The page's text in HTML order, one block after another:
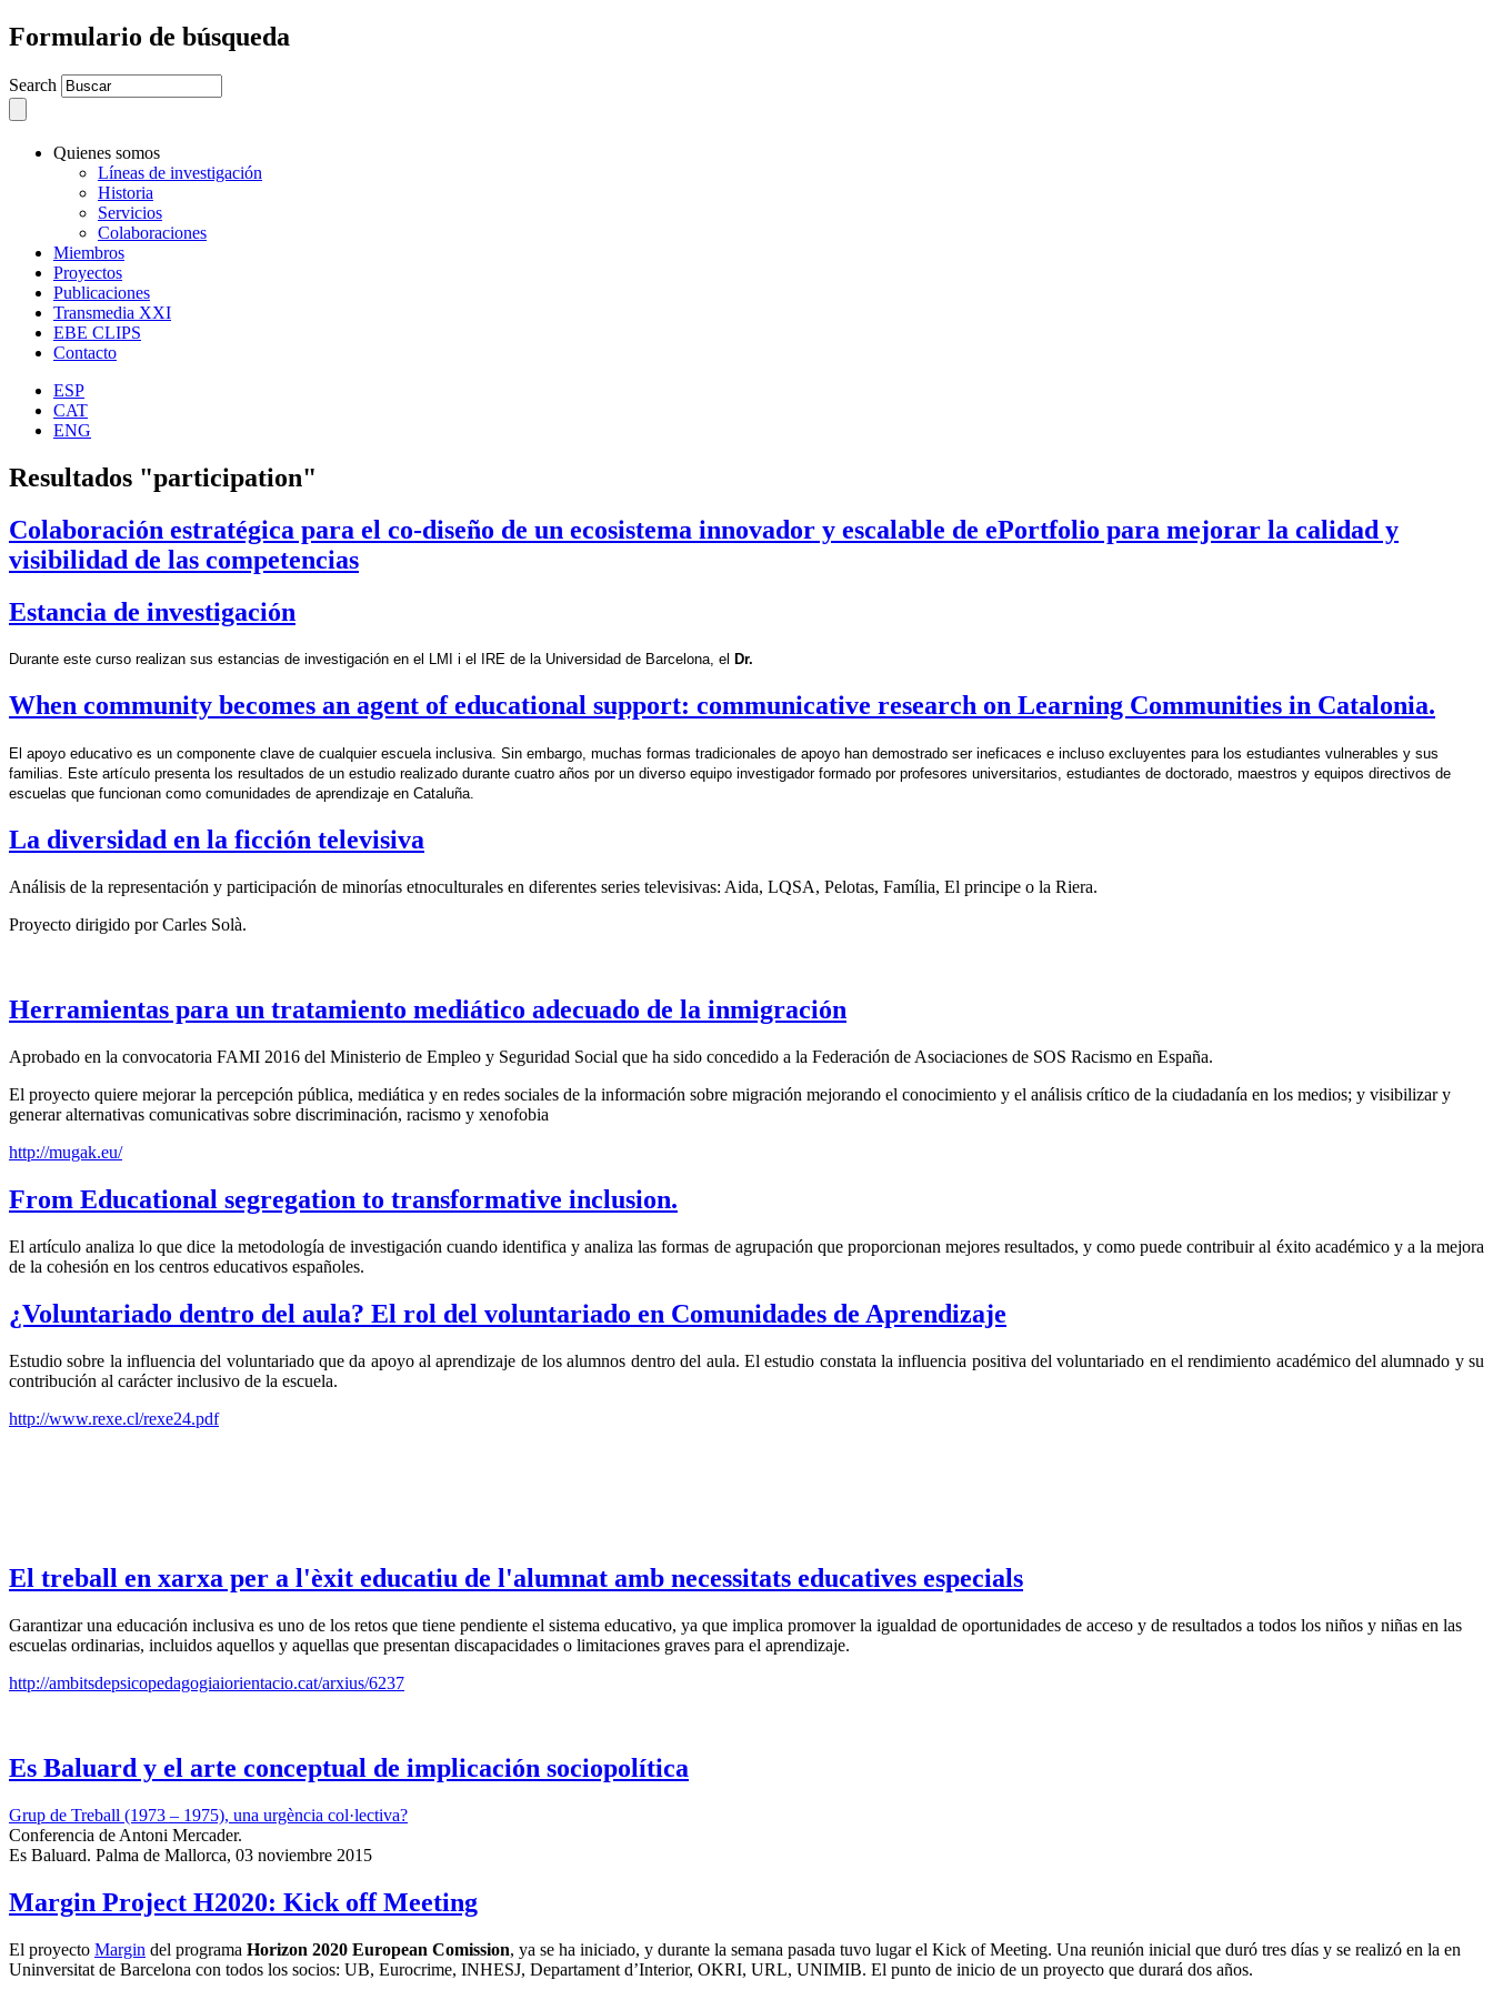
Formulario de búsqueda
Search
Quienes somos
Líneas de investigación
Historia
Servicios
Colaboraciones
Miembros
Proyectos
Publicaciones
Transmedia XXI
EBE CLIPS
Contacto
ESP
CAT
ENG
Resultados "participation"
Colaboración estratégica para el co-diseño de un ecosistema innovador y escalable de ePortfolio para mejorar la calidad y
visibilidad de las competencias
Estancia de investigación
Durante este curso realizan sus estancias de investigación en el LMI i el IRE de la Universidad de Barcelona, el Dr.
When community becomes an agent of educational support: communicative research on Learning Communities in Catalonia.
El apoyo educativo es un componente clave de cualquier escuela inclusiva. Sin embargo, muchas formas tradicionales de apoyo han demostrado ser ineficaces e incluso excluyentes para los estudiantes vulnerables y sus
familias. Este artículo presenta los resultados de un estudio realizado durante cuatro años por un diverso equipo investigador formado por profesores universitarios, estudiantes de doctorado, maestros y equipos directivos de
escuelas que funcionan como comunidades de aprendizaje en Cataluña.
La diversidad en la ficción televisiva
Análisis de la representación y participación de minorías etnoculturales en diferentes series televisivas: Aida, LQSA, Pelotas, Família, El principe o la Riera.
Proyecto dirigido por Carles Solà.
Herramientas para un tratamiento mediático adecuado de la inmigración
Aprobado en la convocatoria FAMI 2016 del Ministerio de Empleo y Seguridad Social que ha sido concedido a la Federación de Asociaciones de SOS Racismo en España.
El proyecto quiere mejorar la percepción pública, mediática y en redes sociales de la información sobre migración mejorando el conocimiento y el análisis crítico de la ciudadanía en los medios; y visibilizar y
generar alternativas comunicativas sobre discriminación, racismo y xenofobia
http://mugak.eu/
From Educational segregation to transformative inclusion.
El artículo analiza lo que dice la metodología de investigación cuando identifica y analiza las formas de agrupación que proporcionan mejores resultados, y como puede contribuir al éxito académico y a la mejora
de la cohesión en los centros educativos españoles.
¿Voluntariado dentro del aula? El rol del voluntariado en Comunidades de Aprendizaje
Estudio sobre la influencia del voluntariado que da apoyo al aprendizaje de los alumnos dentro del aula. El estudio constata la influencia positiva del voluntariado en el rendimiento académico del alumnado y su
contribución al carácter inclusivo de la escuela.
http://www.rexe.cl/rexe24.pdf
El treball en xarxa per a l'èxit educatiu de l'alumnat amb necessitats educatives especials
Garantizar una educación inclusiva es uno de los retos que tiene pendiente el sistema educativo, ya que implica promover la igualdad de oportunidades de acceso y de resultados a todos los niños y niñas en las
escuelas ordinarias, incluidos aquellos y aquellas que presentan discapacidades o limitaciones graves para el aprendizaje.
http://ambitsdepsicopedagogiaiorientacio.cat/arxius/6237
Es Baluard y el arte conceptual de implicación sociopolítica
Grup de Treball (1973 – 1975), una urgència col·lectiva?
Conferencia de Antoni Mercader.
Es Baluard. Palma de Mallorca, 03 noviembre 2015
Margin Project H2020: Kick off Meeting
El proyecto Margin del programa Horizon 2020 European Comission, ya se ha iniciado, y durante la semana pasada tuvo lugar el Kick of Meeting. Una reunión inicial que duró tres días y se realizó en la en
Uninversitat de Barcelona con todos los socios: UB, Eurocrime, INHESJ, Departament d’Interior, OKRI, URL, UNIMIB. El punto de inicio de un proyecto que durará dos años.